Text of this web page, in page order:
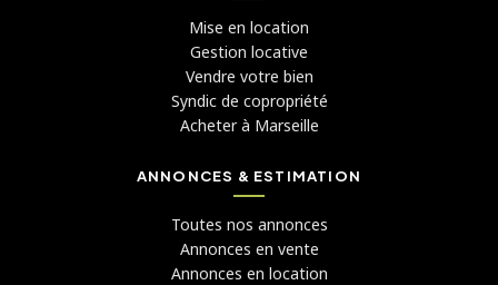
Mise en location
Gestion locative
Vendre votre bien
Syndic de copropriété
Acheter à Marseille
ANNONCES & ESTIMATION
Toutes nos annonces
Annonces en vente
Annonces en location